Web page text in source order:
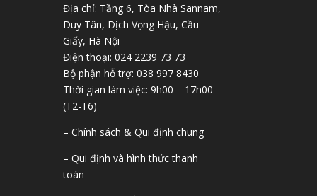
Địa chỉ: Tầng 6, Tòa Nhà Sannam,
Duy Tân, Dịch Vọng Hậu, Cầu
Giấy, Hà Nội
Điện thoại: 024 2239 73 73
Bộ phận hỗ trợ: 038 997 8430
Thời gian làm việc: 9h00 – 17h00
(T2-T6)
– Chính sách & Qui định chung
– Qui định và hình thức thanh
toán